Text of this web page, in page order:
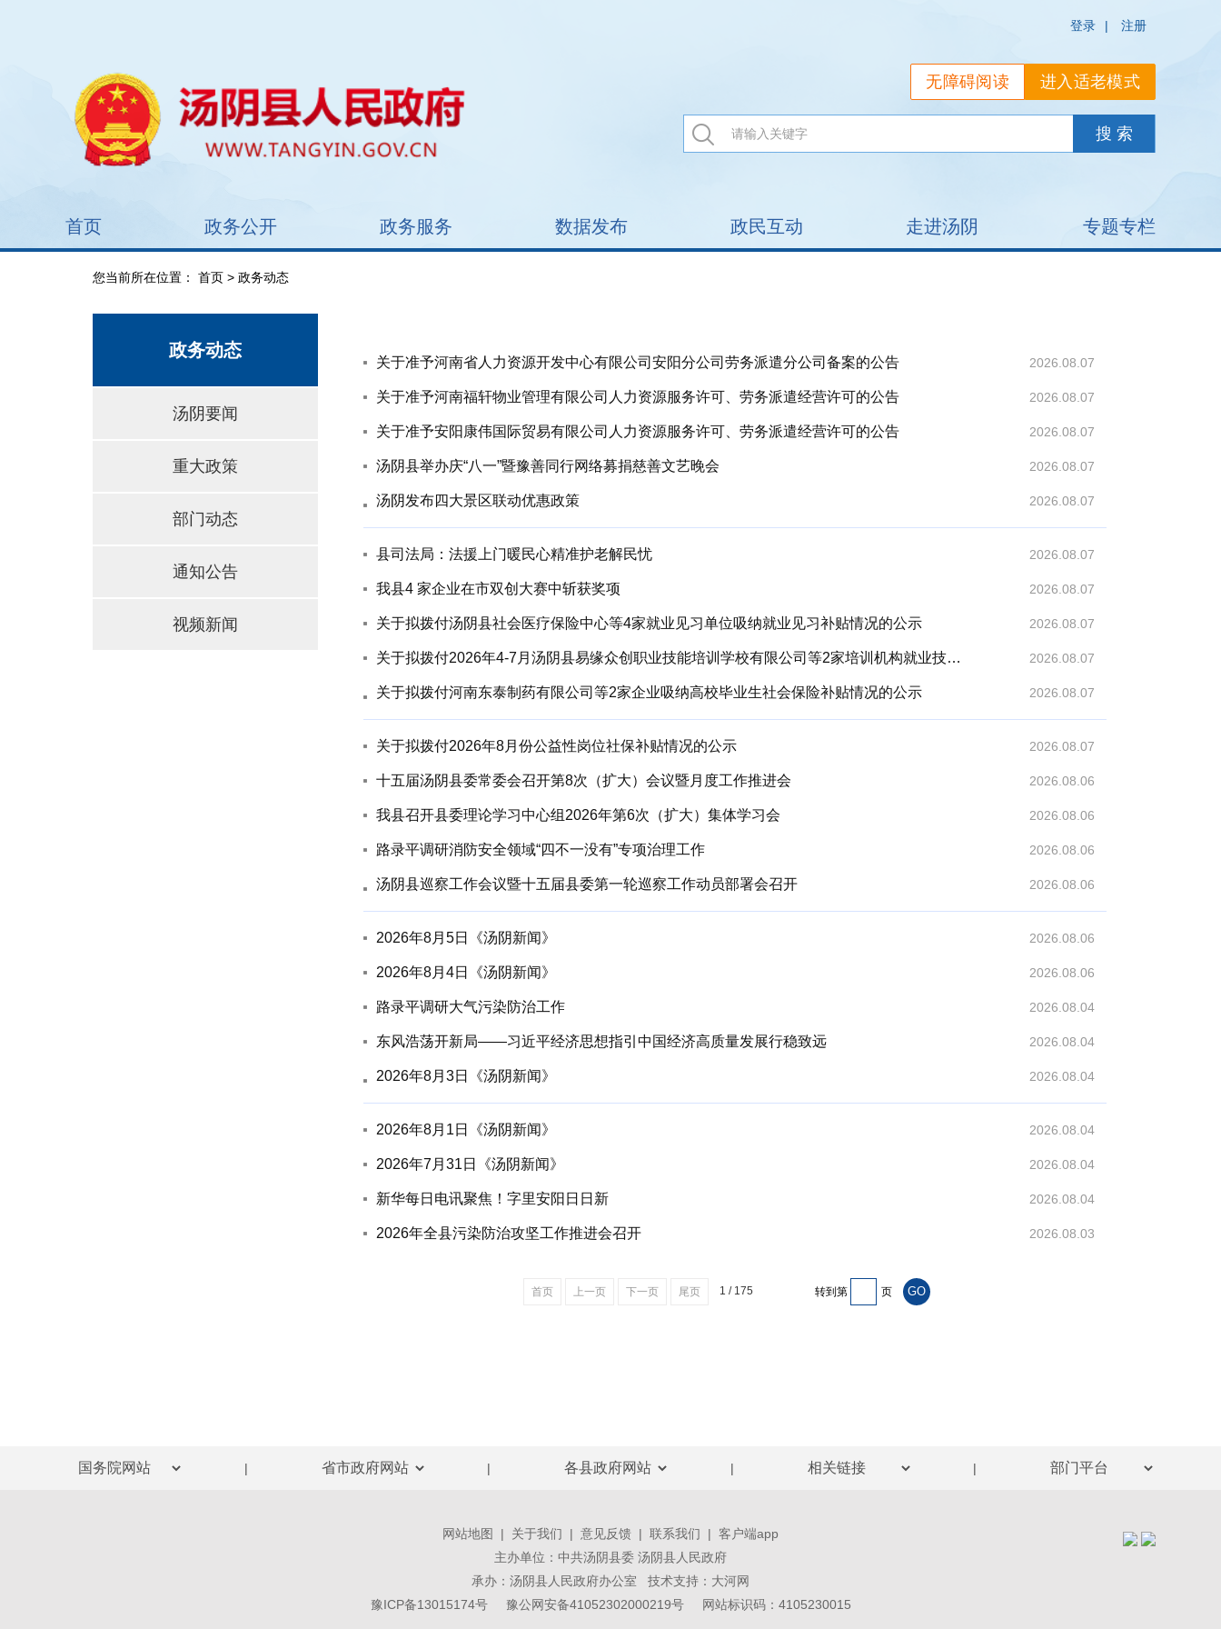
登录 | 注册
进入适老模式
无障碍阅读
首页 政务公开 政务服务 数据发布 政民互动 走进汤阴 专题专栏
您当前所在位置： 首页 > 政务动态
政务动态
汤阴要闻
重大政策
部门动态
通知公告
视频新闻
2026.08.07
关于准予河南省人力资源开发中心有限公司安阳分公司劳务派遣分公司备案的公告
2026.08.07
关于准予河南福轩物业管理有限公司人力资源服务许可、劳务派遣经营许可的公告
2026.08.07
关于准予安阳康伟国际贸易有限公司人力资源服务许可、劳务派遣经营许可的公告
2026.08.07
汤阴县举办庆“八一”暨豫善同行网络募捐慈善文艺晚会
2026.08.07
汤阴发布四大景区联动优惠政策
2026.08.07
县司法局：法援上门暖民心精准护老解民忧
2026.08.07
我县4 家企业在市双创大赛中斩获奖项
2026.08.07
关于拟拨付汤阴县社会医疗保险中心等4家就业见习单位吸纳就业见习补贴情况的公示
2026.08.07
关于拟拨付2026年4-7月汤阴县易缘众创职业技能培训学校有限公司等2家培训机构就业技能培训...
2026.08.07
关于拟拨付河南东泰制药有限公司等2家企业吸纳高校毕业生社会保险补贴情况的公示
2026.08.07
关于拟拨付2026年8月份公益性岗位社保补贴情况的公示
2026.08.06
十五届汤阴县委常委会召开第8次（扩大）会议暨月度工作推进会
2026.08.06
我县召开县委理论学习中心组2026年第6次（扩大）集体学习会
2026.08.06
路录平调研消防安全领域“四不一没有”专项治理工作
2026.08.06
汤阴县巡察工作会议暨十五届县委第一轮巡察工作动员部署会召开
2026.08.06
2026年8月5日《汤阴新闻》
2026.08.06
2026年8月4日《汤阴新闻》
2026.08.04
路录平调研大气污染防治工作
2026.08.04
东风浩荡开新局——习近平经济思想指引中国经济高质量发展行稳致远
2026.08.04
2026年8月3日《汤阴新闻》
2026.08.04
2026年8月1日《汤阴新闻》
2026.08.04
2026年7月31日《汤阴新闻》
2026.08.04
新华每日电讯聚焦！字里安阳日日新
2026.08.03
2026年全县污染防治攻坚工作推进会召开
首页 上一页 下一页 尾页 1 / 175 转到第 页
| | | |
网站地图 | 关于我们 | 意见反馈 | 联系我们 | 客户端app
主办单位：中共汤阴县委 汤阴县人民政府
承办：汤阴县人民政府办公室 技术支持： 大河网
豫ICP备13015174号
豫公网安备41052302000219号网站标识码：4105230015